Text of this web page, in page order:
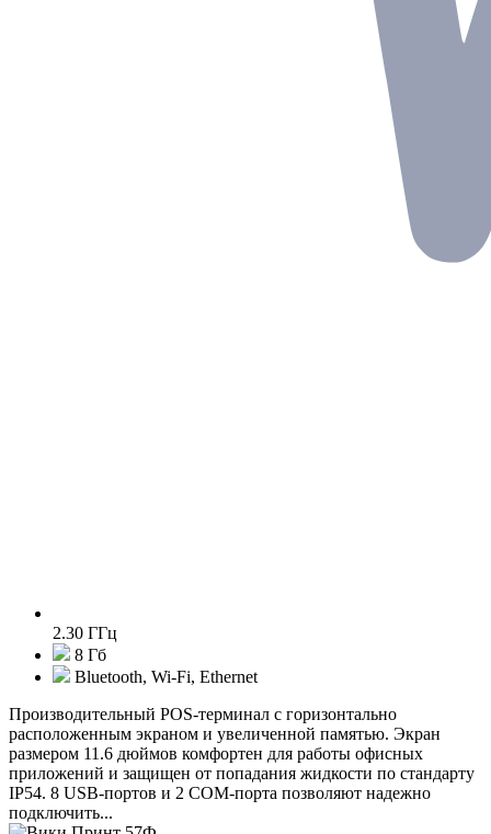
2.30 ГГц
8 Гб
Bluetooth, Wi-Fi, Ethernet
Производительный POS-терминал с горизонтально
расположенным экраном и увеличенной памятью. Экран
размером 11.6 дюймов комфортен для работы офисных
приложений и защищен от попадания жидкости по стандарту
IP54. 8 USB-портов и 2 COM-порта позволяют надежно
подключить...